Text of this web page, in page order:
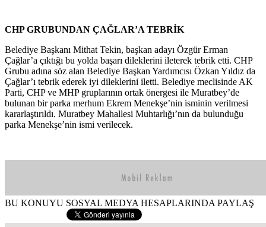
CHP GRUBUNDAN ÇAĞLAR’A TEBRİK
Belediye Başkanı Mithat Tekin, başkan adayı Özgür Erman
Çağlar’a çıktığı bu yolda başarı dileklerini ileterek tebrik etti. CHP
Grubu adına söz alan Belediye Başkan Yardımcısı Özkan Yıldız da
Çağlar’ı tebrik ederek iyi dileklerini iletti. Belediye meclisinde AK
Parti, CHP ve MHP gruplarının ortak önergesi ile Muratbey’de
bulunan bir parka merhum Ekrem Menekşe’nin isminin verilmesi
kararlaştırıldı. Muratbey Mahallesi Muhtarlığı’nın da bulunduğu
parka Menekşe’nin ismi verilecek.
BU KONUYU SOSYAL MEDYA HESAPLARINDA PAYLAŞ